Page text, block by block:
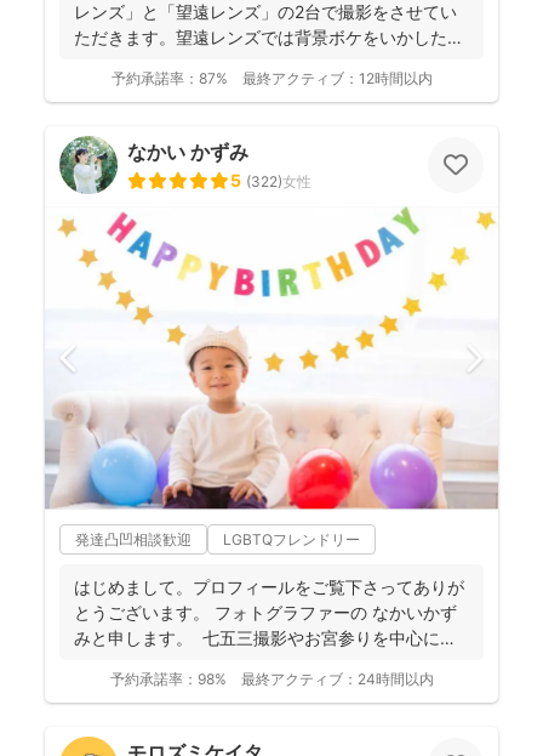
レンズ」と「望遠レンズ」の2台で撮影をさせてい
ただきます。望遠レンズでは背景ボケをいかしたお
予約承諾率： 87% 最終アクティブ： 12時間以内
なかい かずみ
5 (322)女性
発達凸凹相談歓迎 LGBTQフレンドリー
はじめまして。プロフィールをご覧下さってありが
とうございます。 フォトグラファーの なかいかず
みと申します。 七五三撮影やお宮参りを中心に家
予約承諾率： 98% 最終アクティブ： 24時間以内